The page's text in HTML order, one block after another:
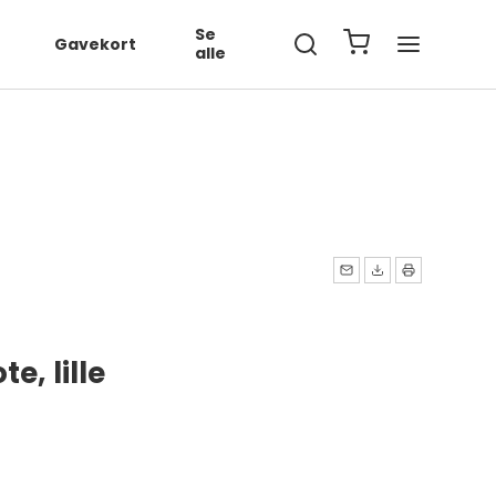
... });
Gavekort
Se
alle
lille